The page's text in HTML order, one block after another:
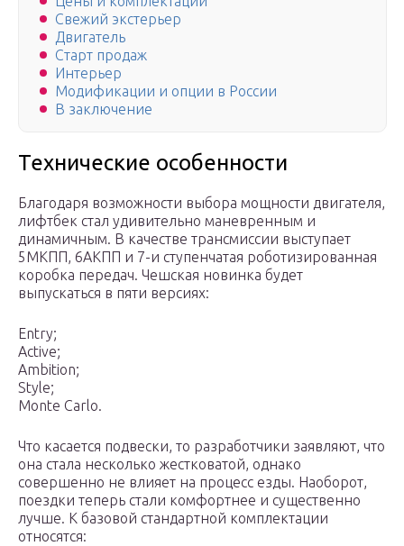
Свежий экстерьер
Двигатель
Старт продаж
Интерьер
Модификации и опции в России
В заключение
Технические особенности
Благодаря возможности выбора мощности двигателя,
лифтбек стал удивительно маневренным и
динамичным. В качестве трансмиссии выступает
5МКПП, 6АКПП и 7-и ступенчатая роботизированная
коробка передач. Чешская новинка будет
выпускаться в пяти версиях:
Entry;
Active;
Ambition;
Style;
Monte Carlo.
Что касается подвески, то разработчики заявляют, что
она стала несколько жестковатой, однако
совершенно не влияет на процесс езды. Наоборот,
поездки теперь стали комфортнее и существенно
лучше. К базовой стандартной комплектации
относятся: